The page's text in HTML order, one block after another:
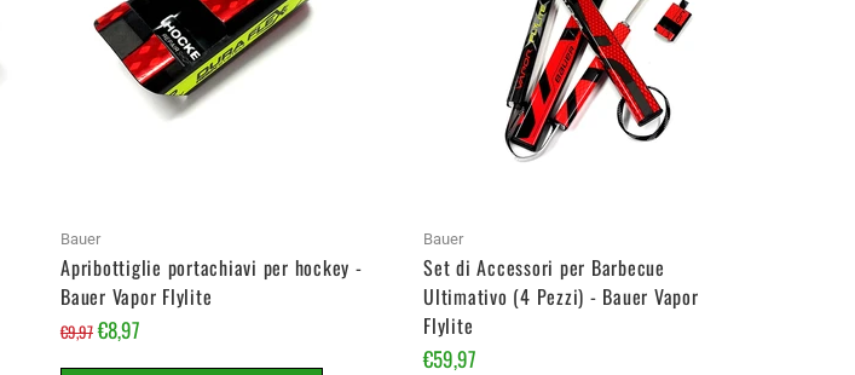
Bauer
Apribottiglie portachiavi per hockey -
Bauer Vapor Flylite
€9,97 €8,97
Bauer
Set di Accessori per Barbecue
Ultimativo (4 Pezzi) - Bauer Vapor
Flylite
€59,97